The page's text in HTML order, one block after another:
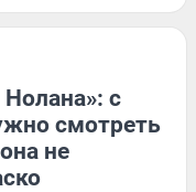
с
смотреть
не